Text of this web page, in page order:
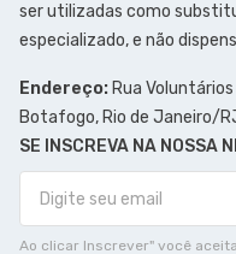
ser utilizadas como
especializado, e não
Endereço: Rua
Botafogo, Rio de Janeiro/
SE INSCREVA NA NOSSA
Ao clicar Inscrever" você